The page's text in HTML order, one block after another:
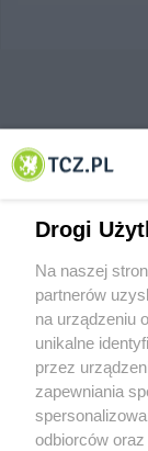
© 2001-2026 Tczew -
O FIRMIE
REKLAMA
Drogi
Na naszej
partnerów
na urządzeniu
unikalne
przez
zapewniania
odbiorców